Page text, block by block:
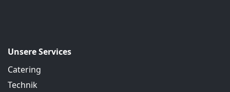
Unsere Services
Catering
Technik